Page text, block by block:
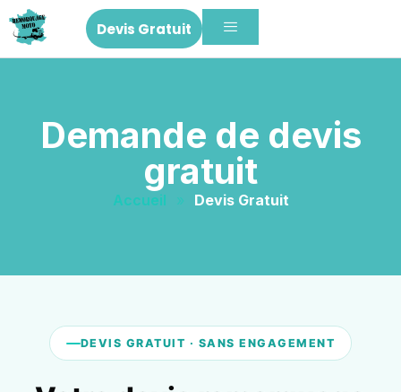
Devis Gratuit
Demande de devis
gratuit
Accueil » Devis Gratuit
DEVIS GRATUIT · SANS ENGAGEMENT